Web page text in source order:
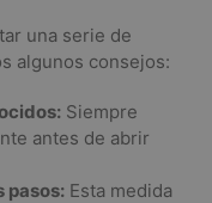
una serie de
algunos consejos:
Siempre
antes de abrir
pasos: Esta medida